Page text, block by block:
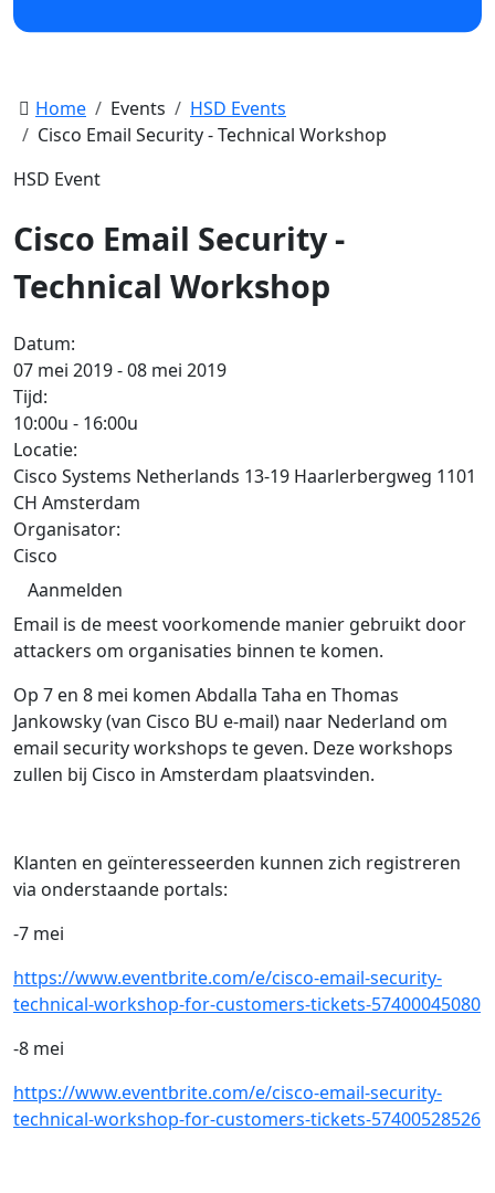
Home Events
HSD Events
Cisco Email Security - Technical Workshop
HSD Event
Cisco Email Security -
Technical Workshop
Datum:
07 mei 2019 - 08 mei 2019
Tijd:
10:00u - 16:00u
Locatie:
Cisco Systems Netherlands 13-19 Haarlerbergweg 1101
CH Amsterdam
Organisator:
Cisco
Aanmelden
Email is de meest voorkomende manier gebruikt door
attackers om organisaties binnen te komen.
Op 7 en 8 mei komen Abdalla Taha en Thomas
Jankowsky (van Cisco BU e-mail) naar Nederland om
email security workshops te geven. Deze workshops
zullen bij Cisco in Amsterdam plaatsvinden.
Klanten en geïnteresseerden kunnen zich registreren
via onderstaande portals:
-7 mei
https://www.eventbrite.com/e/cisco-email-security-
technical-workshop-for-customers-tickets-57400045080
-8 mei
https://www.eventbrite.com/e/cisco-email-security-
technical-workshop-for-customers-tickets-57400528526